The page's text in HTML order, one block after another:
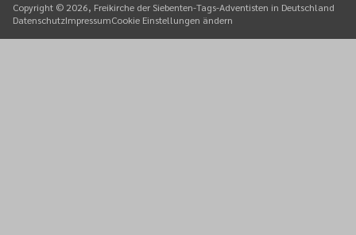
Copyright © 2026, Freikirche der Siebenten-Tags-Adventisten in Deutschland
DatenschutzImpressumCookie Einstellungen ändern